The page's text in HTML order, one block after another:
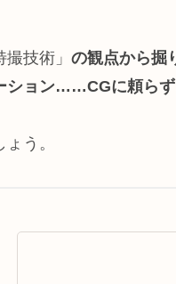
技術」 の観点から掘
ション……CGに頼ら
う。